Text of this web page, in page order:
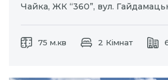
Чайка, ЖК “360”, вул.
окремі спальні, простора кухня-
75 м.кв 2 Кімнат